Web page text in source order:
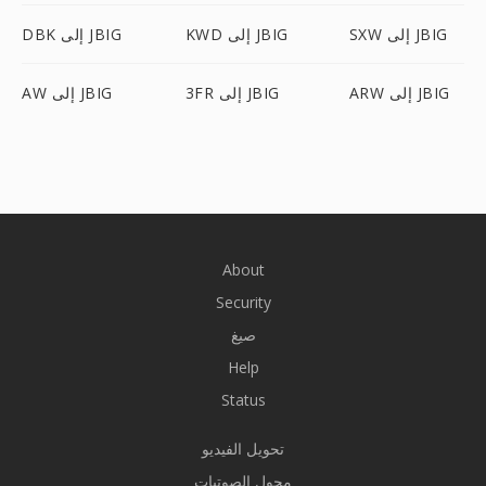
DBK إلى JBIG KWD إلى JBIG SXW إلى JBIG
AW إلى JBIG 3FR إلى JBIG ARW إلى JBIG
About
Security
صيغ
Help
Status
تحويل الفيديو
محول الصوتيات